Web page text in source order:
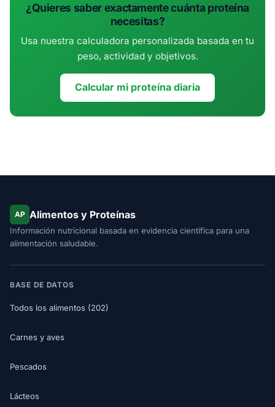
¿Quieres saber exactamente cuánta proteína
necesitas?
Usa nuestra calculadora personalizada basada en tu
peso, actividad y objetivos.
Calcular mi proteína diaria
AP Alimentos y Proteínas
Información nutricional basada en evidencia científica para una
alimentación saludable.
BASE DE DATOS
Todos los alimentos (202)
Carnes y aves
Pescados
Lácteos